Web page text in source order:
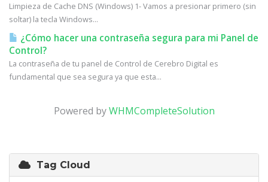
Limpieza de Cache DNS (Windows) 1- Vamos a presionar primero (sin
soltar) la tecla Windows...
¿Cómo hacer una contraseña segura para mi Panel de
Control?
La contraseña de tu panel de Control de Cerebro Digital es
fundamental que sea segura ya que esta...
Powered byWHMCompleteSolution
Tag Cloud